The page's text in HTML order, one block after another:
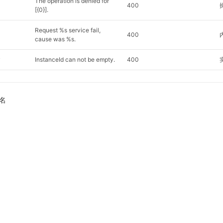
[{0}].
400
Request %s service fail,
cause was %s.
400
InstanceId can not be empty. 400